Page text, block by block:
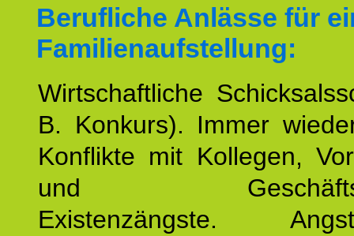
Berufliche Anlässe für
Familienaufstellung:
Wirtschaftliche
B. Konkurs). Immer
Konflikte mit Kollegen,
und
Existenzängste.